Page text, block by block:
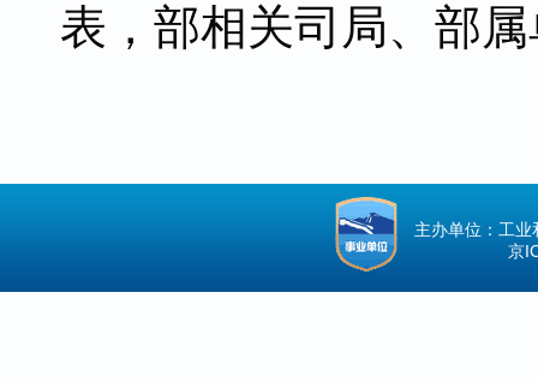
表，部相关司局、部
主办单位：工
京